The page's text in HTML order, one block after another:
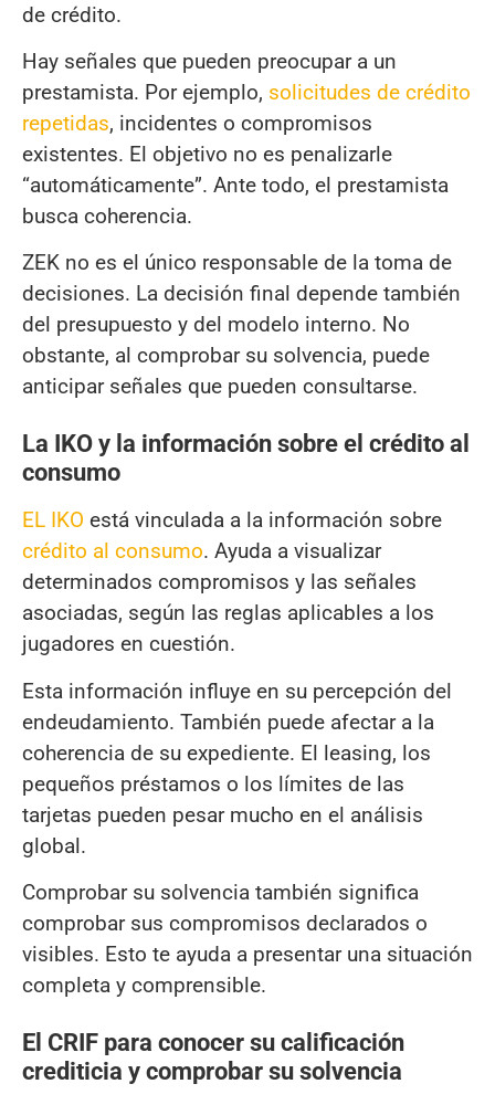
de crédito.
Hay señales que pueden preocupar a un
prestamista. Por ejemplo, solicitudes de crédito
repetidas, incidentes o compromisos
existentes. El objetivo no es penalizarle
“automáticamente”. Ante todo, el prestamista
busca coherencia.
ZEK no es el único responsable de la toma de
decisiones. La decisión final depende también
del presupuesto y del modelo interno. No
obstante, al comprobar su solvencia, puede
anticipar señales que pueden consultarse.
La IKO y la información sobre el crédito al
consumo
EL IKO está vinculada a la información sobre
crédito al consumo. Ayuda a visualizar
determinados compromisos y las señales
asociadas, según las reglas aplicables a los
jugadores en cuestión.
Esta información influye en su percepción del
endeudamiento. También puede afectar a la
coherencia de su expediente. El leasing, los
pequeños préstamos o los límites de las
tarjetas pueden pesar mucho en el análisis
global.
Comprobar su solvencia también significa
comprobar sus compromisos declarados o
visibles. Esto te ayuda a presentar una situación
completa y comprensible.
El CRIF para conocer su calificación
crediticia y comprobar su solvencia